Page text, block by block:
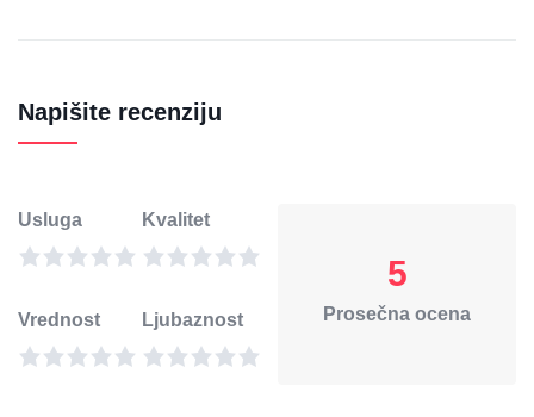
Napišite recenziju
Usluga Kvalitet
Vrednost Ljubaznost
5
Prosečna ocena